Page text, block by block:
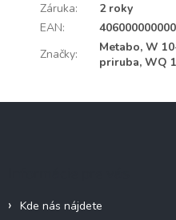
Záruka:
2 roky
EAN:
Značky:
Metabo, W
priruba, WQ
Kde nás nájdete